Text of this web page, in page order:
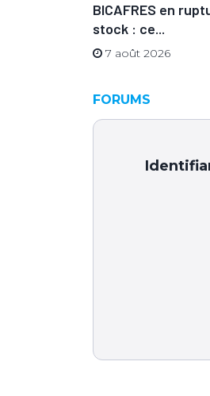
BICAFRES en
stock : ce...
7 août 2026
FORUMS